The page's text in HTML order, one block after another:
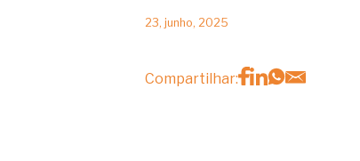
23, junho, 2025
Compartilhar: